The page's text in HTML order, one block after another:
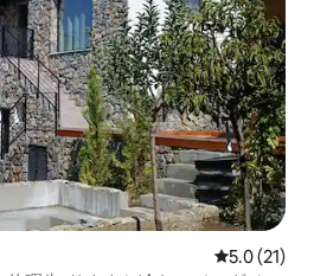
レビュー21
5.0 (21)